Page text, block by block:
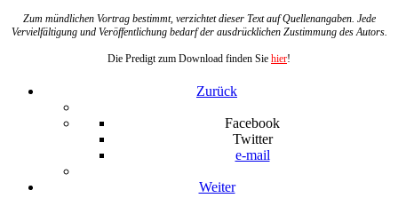
Zum mündlichen Vortrag bestimmt, verzichtet dieser Text auf Quellenangaben. Jede
Vervielfältigung und Veröffentlichung bedarf der ausdrücklichen Zustimmung des Autors.
Die Predigt zum Download finden Sie hier!
Zurück
Facebook
Twitter
e-mail
Weiter